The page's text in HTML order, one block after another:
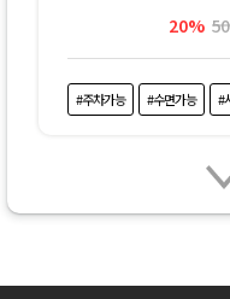
20%
#주차가능 #수면가능 #